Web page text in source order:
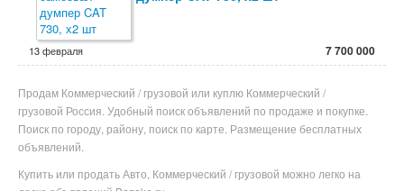
13 февраля 7 700 000
Продам Коммерческий / грузовой или куплю Коммерческий /
грузовой Россия. Удобный поиск объявлений по продаже и покупке.
Поиск по городу, району, поиск по карте. Размещение бесплатных
объявлений.
Купить или продать Авто, Коммерческий / грузовой можно легко на